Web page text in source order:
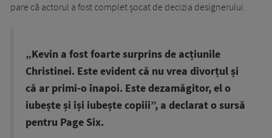
pare că actorul a fost complet șocat de decizia designerului.
„Kevin a fost foarte surprins de acțiunile
Christinei. Este evident că nu vrea divorțul și
că ar primi-o înapoi. Este dezamăgitor, el o
iubește și își iubește copiii”, a declarat o sursă
pentru Page Six.